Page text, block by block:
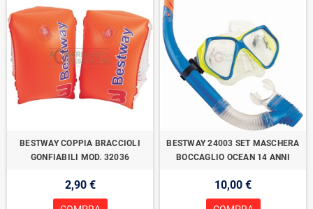
BESTWAY COPPIA BRACCIOLI
GONFIABILI MOD. 32036
2,90 €
BESTWAY 24003 SET MASCHERA
BOCCAGLIO OCEAN 14 ANNI
10,00 €